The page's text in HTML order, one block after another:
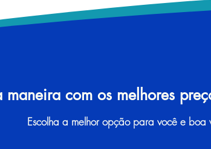
com os melhores
Escolha a melhor opção para você e boa